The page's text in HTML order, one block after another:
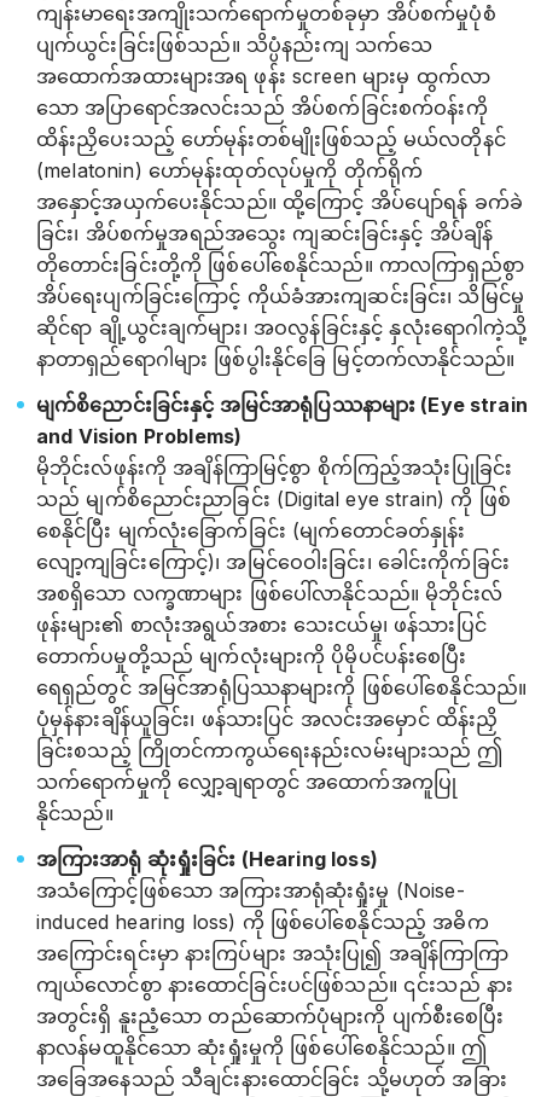
ကျန်းမာရေးအကျိုးသက်‌ရောက်မှုတစ်ခုမှာ အိပ်စက်မှုပုံစံ
ပျက်ယွင်းခြင်းဖြစ်သည်။ သိပ္ပံနည်းကျ သက်သေ
အထောက်အထားများအရ ဖုန်း screen များမှ ထွက်လာ
သော အပြာရောင်အလင်းသည် အိပ်စက်ခြင်းစက်ဝန်းကို
ထိန်းညှိပေးသည့် ဟော်မုန်းတစ်မျိုးဖြစ်သည့် မယ်လတိုနင်
(melatonin) ဟော်မုန်းထုတ်လုပ်မှုကို တိုက်ရိုက်
အနှောင့်အယှက်ပေးနိုင်သည်။ ထို့ကြောင့် အိပ်ပျော်ရန် ခက်ခဲ
ခြင်း၊ အိပ်စက်မှုအရည်အသွေး ကျဆင်းခြင်းနှင့် အိပ်ချိန်
တိုတောင်းခြင်းတို့ကို ဖြစ်ပေါ်စေနိုင်သည်။ ကာလကြာရှည်စွာ
အိပ်ရေးပျက်ခြင်းကြောင့် ကိုယ်ခံအားကျဆင်းခြင်း၊ သိမြင်မှု
ဆိုင်ရာ ချို့ယွင်းချက်များ၊ အဝလွန်ခြင်းနှင့် နှလုံးရောဂါကဲ့သို့
နာတာရှည်ရောဂါများ ဖြစ်ပွါးနိုင်ခြေ မြင့်တက်လာနိုင်သည်။
မျက်စိညောင်းခြင်းနှင့် အမြင်အာရုံပြဿနာများ (Eye strain
and Vision Problems)
မိုဘိုင်းလ်ဖုန်းကို အချိန်ကြာမြင့်စွာ စိုက်ကြည့်အသုံးပြုခြင်း
သည် မျက်စိညောင်းညာခြင်း (Digital eye strain) ကို ဖြစ်
စေနိုင်ပြီး မျက်လုံးခြောက်ခြင်း (မျက်တောင်ခတ်နှုန်း
လျော့ကျခြင်းကြောင့်)၊ အမြင်ဝေဝါးခြင်း၊ ခေါင်းကိုက်ခြင်း
အစရှိသော လက္ခဏာများ ဖြစ်ပေါ်လာနိုင်သည်။ မိုဘိုင်းလ်
ဖုန်းများ၏ စာလုံးအရွယ်အစား သေးငယ်မှု၊ ဖန်သားပြင်
တောက်ပမှုတို့သည် မျက်လုံးများကို ပိုမိုပင်ပန်းစေပြီး
ရေရှည်တွင် အမြင်အာရုံပြဿနာများကို ဖြစ်ပေါ်စေနိုင်သည်။
ပုံမှန်နားချိန်ယူခြင်း၊ ဖန်သားပြင် အလင်းအမှောင် ထိန်းညှိ
ခြင်းစသည့် ကြိုတင်ကာကွယ်ရေးနည်းလမ်းများသည် ဤ
သက်ရောက်မှုကို လျှော့ချရာတွင် အထောက်အကူပြု
နိုင်သည်။
အကြားအာရုံ ဆုံးရှုံးခြင်း (Hearing loss)
အသံကြောင့်ဖြစ်သော အကြားအာရုံဆုံးရှုံးမှု (Noise-
induced hearing loss) ကို ဖြစ်ပေါ်စေနိုင်သည့် အဓိက
အကြောင်းရင်းမှာ နားကြပ်များ အသုံးပြု၍ အချိန်ကြာကြာ
ကျယ်လောင်စွာ နားထောင်ခြင်းပင်ဖြစ်သည်။ ၎င်းသည် နား
အတွင်းရှိ နူးညံ့သော တည်ဆောက်ပုံများကို ပျက်စီးစေပြီး
နာလန်မထူနိုင်သော ဆုံးရှုံးမှုကို ဖြစ်ပေါ်စေနိုင်သည်။ ဤ
အခြေအနေသည် သီချင်းနားထောင်ခြင်း သို့မဟုတ် အခြား